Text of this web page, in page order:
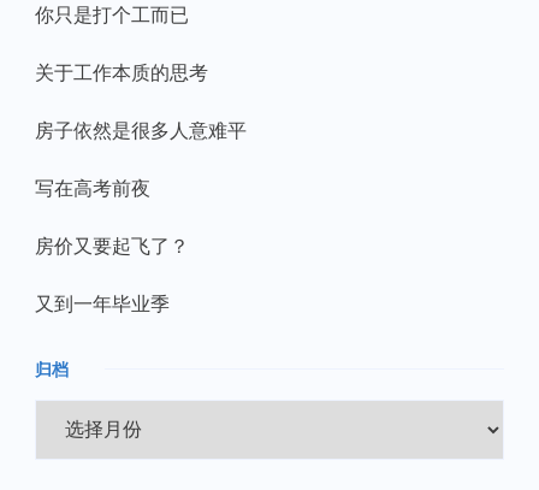
你只是打个工而已
关于工作本质的思考
房子依然是很多人意难平
写在高考前夜
房价又要起飞了？
又到一年毕业季
归档
档